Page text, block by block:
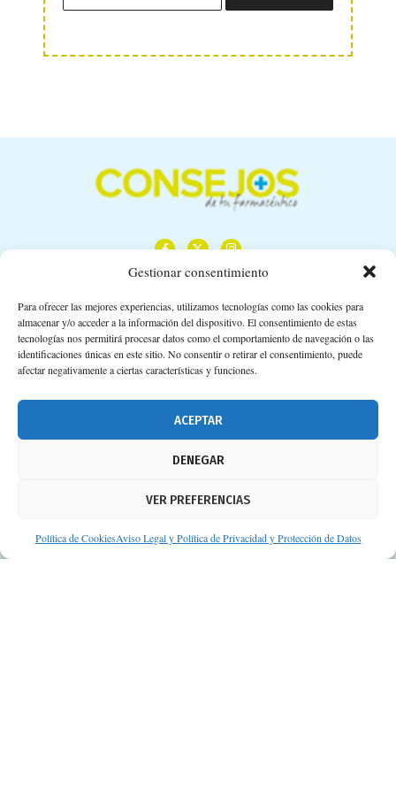
Gestionar consentimiento
Para ofrecer las mejores experiencias, utilizamos tecnologías como las cookies para
almacenar y/o acceder a la información del dispositivo. El consentimiento de estas
tecnologías nos permitirá procesar datos como el comportamiento de navegación o las
identificaciones únicas en este sitio. No consentir o retirar el consentimiento, puede
afectar negativamente a ciertas características y funciones.
ACEPTAR
DENEGAR
VER PREFERENCIAS
Política de CookiesAviso Legal y Política de Privacidad y Protección de Datos
Calle Camino de los Descubrimientos, 11,
Planta 3ª 41092 – Sevilla
674 02 62 03
Aviso legal
Protección de datos personales
Suscripción a Newsletter